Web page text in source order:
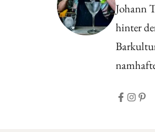
Johann
hinter